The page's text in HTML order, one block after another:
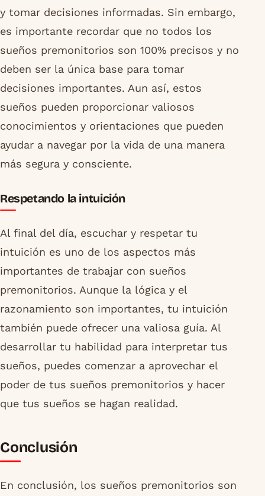
y tomar decisiones informadas. Sin embargo,
es importante recordar que no todos los
sueños premonitorios son 100% precisos y no
deben ser la única base para tomar
decisiones importantes. Aun así, estos
sueños pueden proporcionar valiosos
conocimientos y orientaciones que pueden
ayudar a navegar por la vida de una manera
más segura y consciente.
Respetando la intuición
Al final del día, escuchar y respetar tu
intuición es uno de los aspectos más
importantes de trabajar con sueños
premonitorios. Aunque la lógica y el
razonamiento son importantes, tu intuición
también puede ofrecer una valiosa guía. Al
desarrollar tu habilidad para interpretar tus
sueños, puedes comenzar a aprovechar el
poder de tus sueños premonitorios y hacer
que tus sueños se hagan realidad.
Conclusión
En conclusión, los sueños premonitorios son